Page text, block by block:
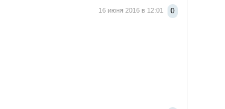
0
16 июня 2016 в 12:01